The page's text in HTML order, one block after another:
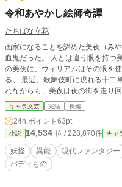
令和あやかし絵師奇譚
たちばな立花
画家になることを諦めた美夜（み
血鬼だった。 人とは違う眼を持つ美夜は、その眼を隠して生きてきた。 無一文
の美夜に、ウィリアムはその眼を
る。 最近、歌舞伎町に現れる十二
れながらも、美夜は夜の街を走り回る。 ひとりぼっちの吸血鬼と、嘘
められた画家による令和のあやかし探し
も投稿しています。
キャラ文芸 完結 長編
24h.ポイント 63pt
小説 14,534 位 / 228,870件 キャ
妖怪 異能 現代ファンタジー
バディもの